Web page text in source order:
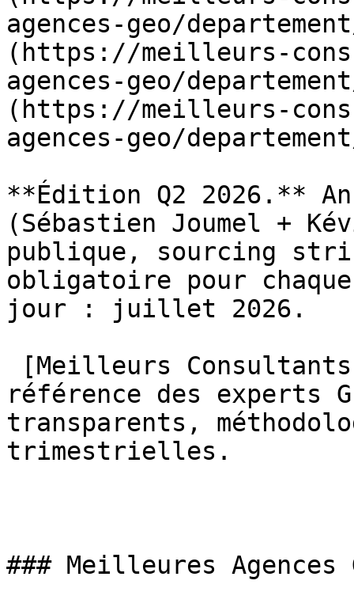
agences-geo/
(https://meilleurs-
agences-geo/
(https://meilleurs-
agences-geo/
**Édition Q2 2026.**
(Sébastien Joumel +
publique, sourcing
obligatoire pour
jour : juillet 2026.
référence des experts
transparents,
trimestrielles.
### Meilleures Agences